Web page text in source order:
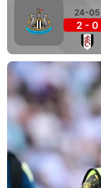
24-05
2 - 0